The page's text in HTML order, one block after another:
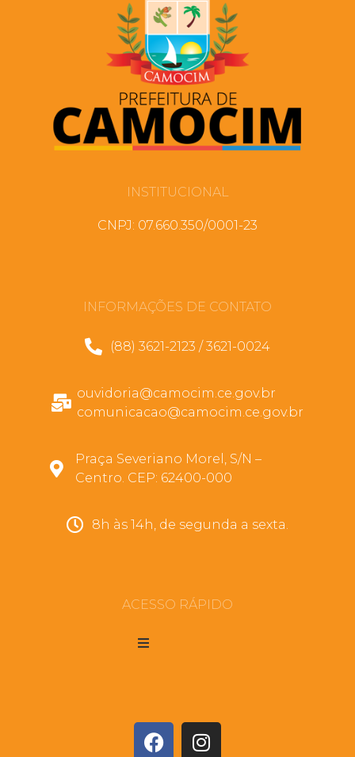
INSTITUCIONAL
CNPJ: 07.660.350/0001-23
INFORMAÇÕES DE CONTATO
(88) 3621-2123 / 3621-0024
ouvidoria@camocim.ce.gov.br
comunicacao@camocim.ce.gov.br
Praça Severiano Morel, S/N –
Centro. CEP: 62400-000
8h às 14h, de segunda a sexta.
ACESSO RÁPIDO